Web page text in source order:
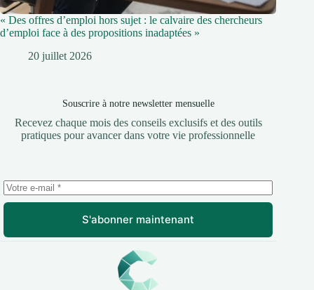
« Des offres d’emploi hors sujet : le calvaire des chercheurs
d’emploi face à des propositions inadaptées »
20 juillet 2026
Souscrire à notre newsletter mensuelle
Recevez chaque mois des conseils exclusifs et des outils
pratiques pour avancer dans votre vie professionnelle
S'abonner maintenant